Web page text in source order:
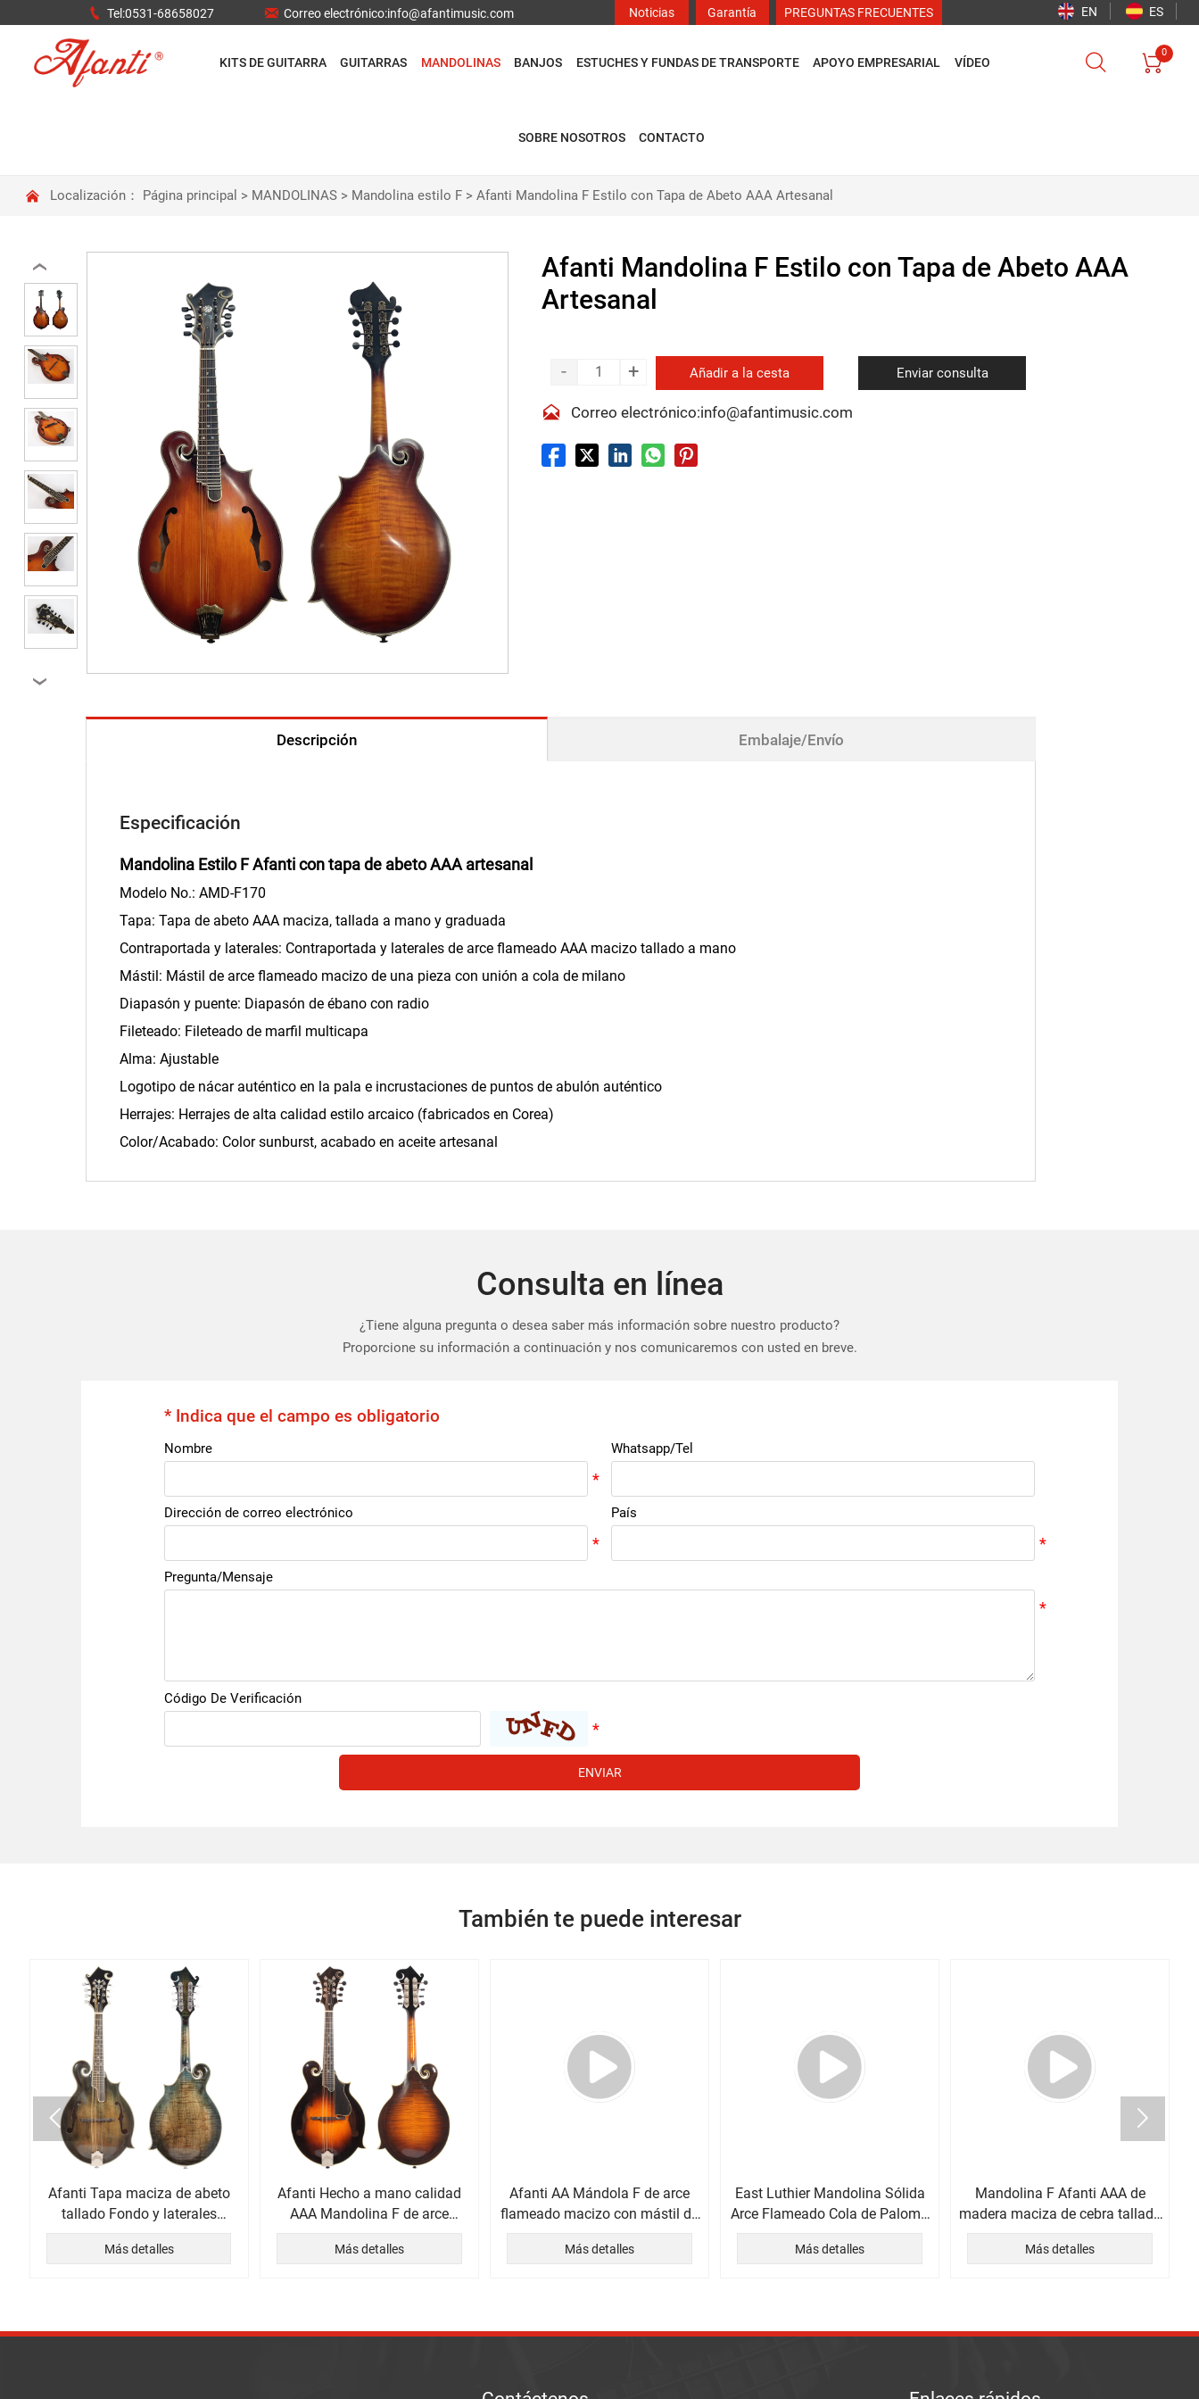
 Tel:0531-68658027  Correo electrónico:info@afantimusic.com Noticias Garantía PREGUNTAS FRECUENTES EN ES
KITS DE GUITARRA GUITARRAS MANDOLINAS BANJOS ESTUCHES Y FUNDAS DE TRANSPORTE APOYO EMPRESARIAL VÍDEO
SOBRE NOSOTROS CONTACTO
 
0
 Localización： Página principal > MANDOLINAS> Mandolina estilo F> Afanti Mandolina F Estilo con Tapa de Abeto AAA Artesanal
‹
›
Afanti Mandolina F Estilo con Tapa de Abeto AAA
Artesanal
- + Añadir a la cesta Enviar consulta
 Correo electrónico:info@afantimusic.com
Descripción Embalaje/Envío
Especificación
Mandolina Estilo F Afanti con tapa de abeto AAA artesanal
Modelo No.: AMD-F170
Tapa: Tapa de abeto AAA maciza, tallada a mano y graduada
Contraportada y laterales: Contraportada y laterales de arce flameado AAA macizo tallado a mano
Mástil: Mástil de arce flameado macizo de una pieza con unión a cola de milano
Diapasón y puente: Diapasón de ébano con radio
Fileteado: Fileteado de marfil multicapa
Alma: Ajustable
Logotipo de nácar auténtico en la pala e incrustaciones de puntos de abulón auténtico
Herrajes: Herrajes de alta calidad estilo arcaico (fabricados en Corea)
Color/Acabado: Color sunburst, acabado en aceite artesanal
Consulta en línea
¿Tiene alguna pregunta o desea saber más información sobre nuestro producto?
Proporcione su información a continuación y nos comunicaremos con usted en breve.
* Indica que el campo es obligatorio
Nombre Whatsapp/Tel
Dirección de correo electrónico País
Pregunta/Mensaje
Código De Verificación
ENVIAR
También te puede interesar
Afanti Tapa maciza de abeto
tallado Fondo y laterales
macizos de arce flameado
Mandolina F
Más detalles
Afanti Hecho a mano calidad
AAA Mandolina F de arce
flameado
Más detalles
Afanti AA Mándola F de arce
flameado macizo con mástil de
cola de milano y diapasón de
ébano
Más detalles
East Luthier Mandolina Sólida
Arce Flameado Cola de Paloma
Mástil Sunburst F
Más detalles
Mandolina F Afanti AAA de
madera maciza de cebra tallada
a mano en el fondo y el costado
Más detalles
 